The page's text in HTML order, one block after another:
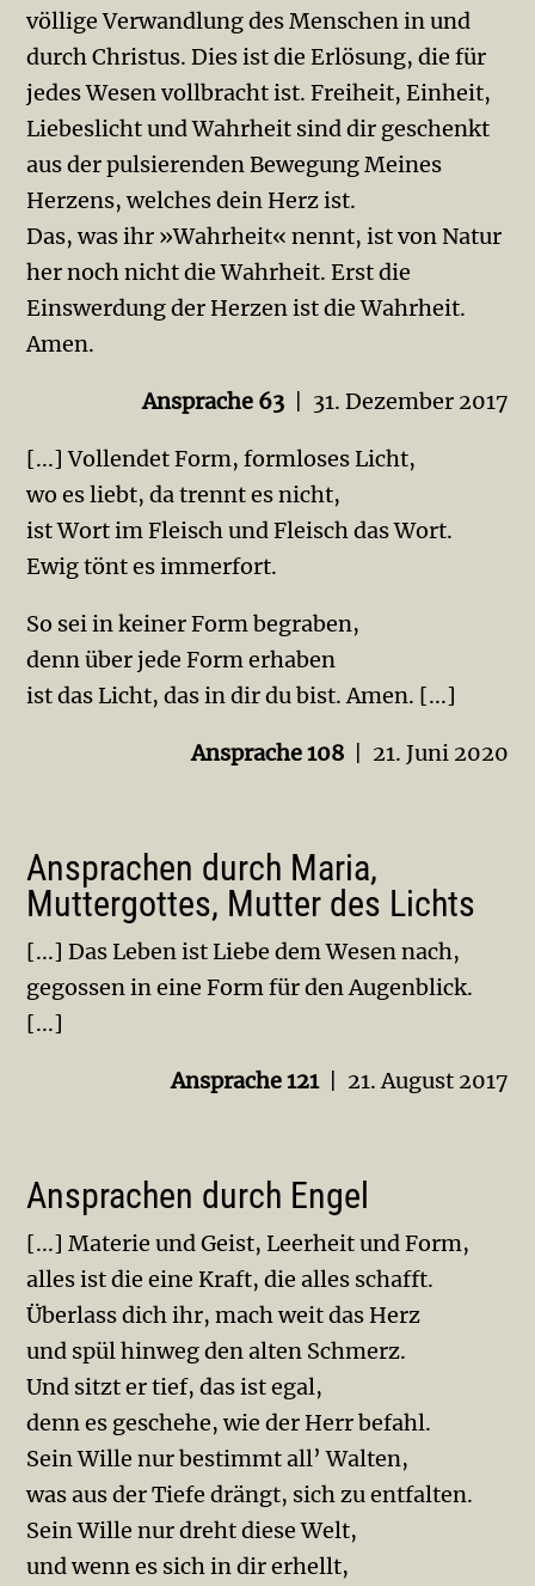
völlige Verwand­lung des Menschen in und
durch Christus. Dies ist die Erlösung, die für
jedes Wesen vollbracht ist. Freiheit, Einheit,
Liebeslicht und Wahrheit sind dir geschenkt
aus der pulsierenden Bewegung Meines
Herzens, welches dein Herz ist.
Das, was ihr »Wahrheit« nennt, ist von Natur
her noch nicht die Wahrheit. Erst die
Einswerdung der Herzen ist die Wahrheit.
Amen.
Ansprache 63| 31. Dezember 2017
[...] Vollendet Form, formloses Licht,
wo es liebt, da trennt es nicht,
ist Wort im Fleisch und Fleisch das Wort.
Ewig tönt es immerfort.
So sei in keiner Form begraben,
denn über jede Form erhaben
ist das Licht, das in dir du bist. Amen. [...]
Ansprache 108| 21. Juni 2020
Ansprachen durch Maria,
Muttergottes, Mutter des Lichts
[...] Das Leben ist Liebe dem Wesen nach,
gegossen in eine Form für den Augenblick.
[...]
Ansprache 121 | 21. August 2017
Ansprachen durch Engel
[...] Materie und Geist, Leerheit und Form,
alles ist die eine Kraft, die alles schafft.
Überlass dich ihr, mach weit das Herz
und spül hinweg den alten Schmerz.
Und sitzt er tief, das ist egal,
denn es geschehe, wie der Herr befahl.
Sein Wille nur bestimmt all’ Walten,
was aus der Tiefe drängt, sich zu entfalten.
Sein Wille nur dreht diese Welt,
und wenn es sich in dir erhellt,